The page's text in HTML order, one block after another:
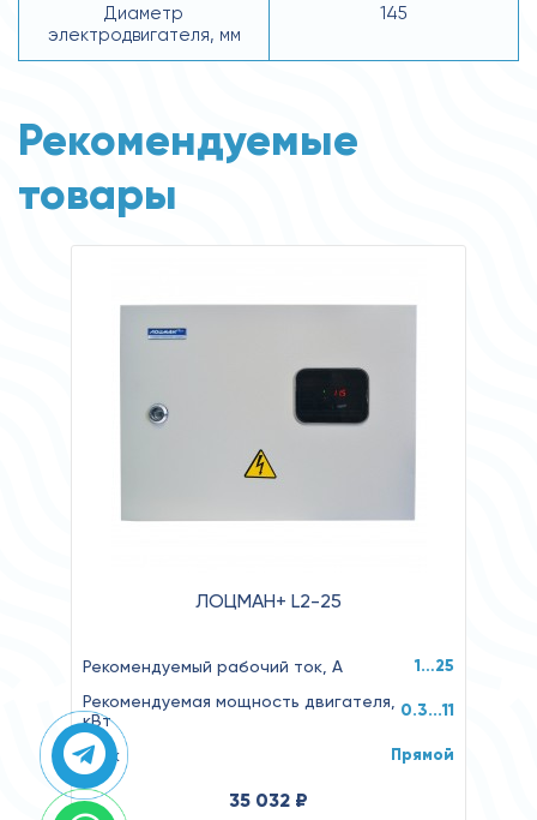
Диаметр
электродвигателя, мм
145
Рекомендуемые
товары
ЛОЦМАН+ L2-25
Рекомендуемый рабочий ток, А 1…25
Рекомендуемая мощность двигателя,
кВт
0.3...11
Пуск Прямой
35 032 ₽